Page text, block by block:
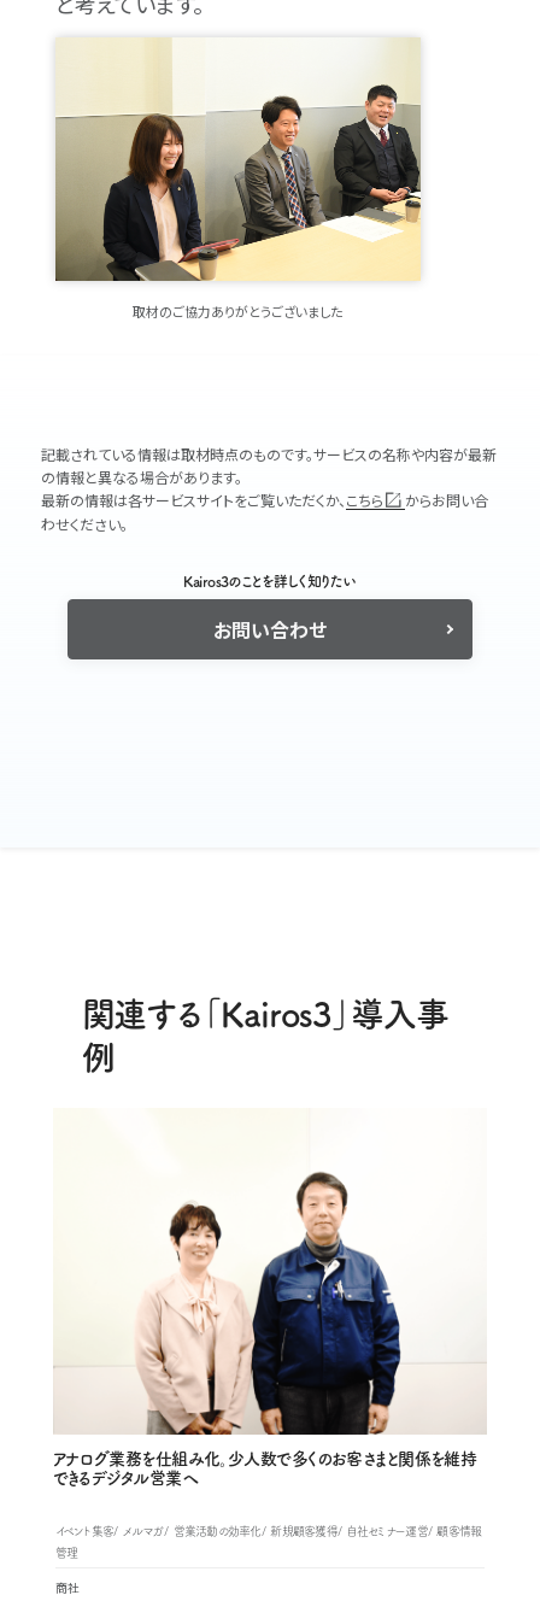
取材のご協力ありがとうございました
記載されている情報は取材時点のものです。サービスの名称や内容が最新
の情報と異なる場合があります。
最新の情報は各サービスサイトをご覧いただくか、 こちら
からお問い合
わせください。
Kairos3のことを詳しく知りたい
お問い合わせ
関連する「Kairos3」導入事
例
アナログ業務を仕組み化。少人数で多くのお客さまと関係を維持
できるデジタル営業へ
イベント集客 メルマガ 営業活動の効率化 新規顧客獲得 自社セミナー運営
顧客情報
管理
商社